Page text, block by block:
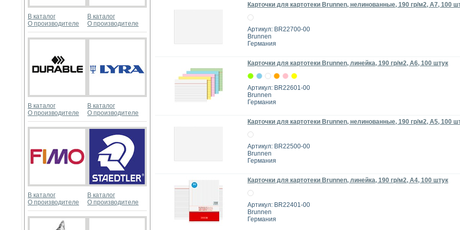
В каталог
О производителе
В каталог
О производителе
В каталог
О производителе
В каталог
О производителе
В каталог
О производителе
В каталог
О производителе
Карточки для картотеки Brunnen, нелинованные, 190 гр/м2, А7, 100
Артикул: BR22700-00
Brunnen
Германия
Карточки для картотеки Brunnen, линейка, 190 гр/м2, А6, 100 штук
Артикул: BR22601-00
Brunnen
Германия
Карточки для картотеки Brunnen, нелинованные, 190 гр/м2, А5, 100
Артикул: BR22500-00
Brunnen
Германия
Карточки для картотеки Brunnen, линейка, 190 гр/м2, А4, 100 штук
Артикул: BR22401-00
Brunnen
Германия